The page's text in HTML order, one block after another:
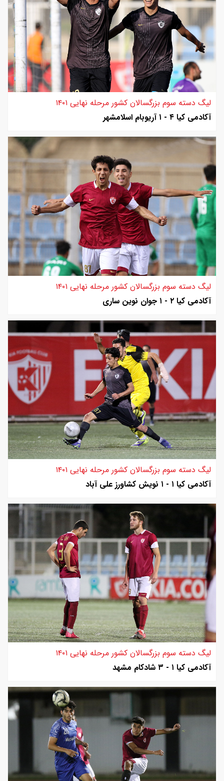
لیگ دسته سوم بزرگسالان کشور مرحله نهایی ۱۴۰۱
آکادمی کیا ۴ - ۱ آریوبام اسلامشهر
لیگ دسته سوم بزرگسالان کشور مرحله نهایی ۱۴۰۱
آکادمی کیا ۲ - ۱ جوان نوین ساری
لیگ دسته سوم بزرگسالان کشور مرحله نهایی ۱۴۰۱
آکادمی کیا ۱ - ۱ نویش کشاورز علی آباد
لیگ دسته سوم بزرگسالان کشور مرحله نهایی ۱۴۰۱
آکادمی کیا ۱ - ۳ شادکام مشهد